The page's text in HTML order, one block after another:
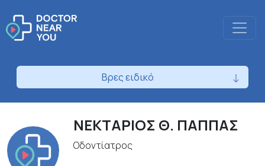
Βρες ειδικό
ΝΕΚΤΑΡΙΟΣ Θ. ΠΑΠΠΑΣ
Οδοντίατρος